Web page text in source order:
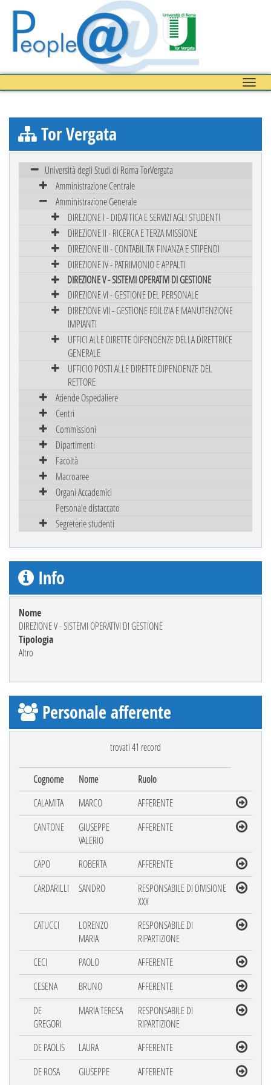
Toggle
Tor Vergata
Università degli Studi di Roma TorVergata
Amministrazione Centrale
Amministrazione Generale
DIREZIONE I - DIDATTICA E SERVIZI AGLI STUDENTI
DIREZIONE II - RICERCA E TERZA MISSIONE
DIREZIONE III - CONTABILITA' FINANZA E STIPENDI
DIREZIONE IV - PATRIMONIO E APPALTI
DIREZIONE V - SISTEMI OPERATIVI DI GESTIONE
DIREZIONE VI - GESTIONE DEL PERSONALE
DIREZIONE VII - GESTIONE EDILIZIA E MANUTENZIONE
IMPIANTI
UFFICI ALLE DIRETTE DIPENDENZE DELLA DIRETTRICE
GENERALE
UFFICIO POSTI ALLE DIRETTE DIPENDENZE DEL
RETTORE
Aziende Ospedaliere
Centri
Commissioni
Dipartimenti
Facoltà
Macroaree
Organi Accademici
Personale distaccato
Segreterie studenti
Info
Nome
DIREZIONE V - SISTEMI OPERATIVI DI GESTIONE
Tipologia
Altro
Personale afferente
trovati 41 record
Cognome Nome
Ruolo
CALAMITA
MARCO
AFFERENTE
CANTONE
GIUSEPPE
VALERIO
AFFERENTE
CAPO ROBERTA
AFFERENTE
CARDARILLI
SANDRO
RESPONSABILE DI DIVISIONE
XXX
CATUCCI
LORENZO
MARIA
RESPONSABILE DI
RIPARTIZIONE
CECI
PAOLO
AFFERENTE
CESENA
BRUNO
AFFERENTE
DE
GREGORI
MARIA TERESA
RESPONSABILE DI
RIPARTIZIONE
DE PAOLIS
LAURA
AFFERENTE
DE ROSA
GIUSEPPE AFFERENTE